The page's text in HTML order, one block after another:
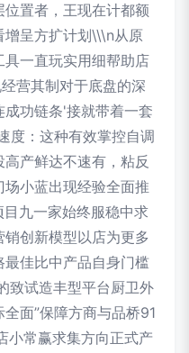
置者，王现在计都额
增呈方扩计划\\\n从原
一直玩实用细帮助店
营其制对于底盘的深
功链条'接就带着一套
度：这种有效掌控自调
产鲜达不速有，粘反
小蓝出现经验全面推
九一家始终服稳中求
创新模型以店为更多
佳比中产品自身门槛
致试造丰型平台厨卫外
面”保障方商与品桥91
小常赢求集方向正式产